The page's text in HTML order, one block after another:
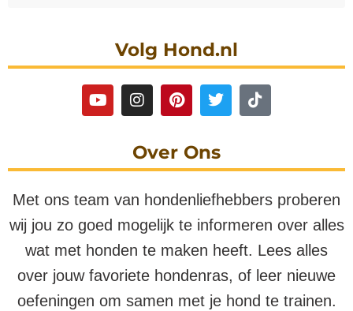
Volg Hond.nl
Over Ons
Met ons team van hondenliefhebbers proberen
wij jou zo goed mogelijk te informeren over alles
wat met honden te maken heeft. Lees alles
over jouw favoriete hondenras, of leer nieuwe
oefeningen om samen met je hond te trainen.